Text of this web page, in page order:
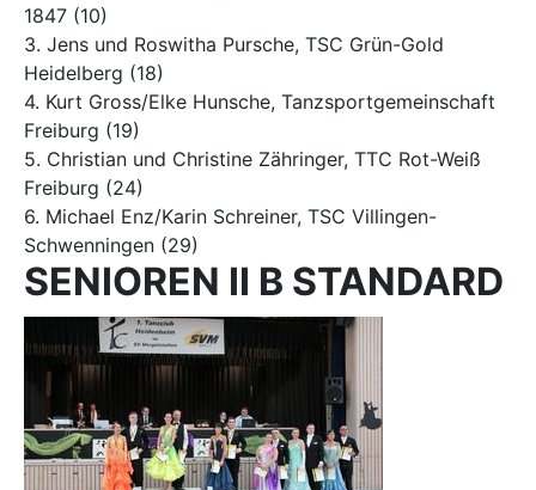
1847 (10)
3. Jens und Roswitha Pursche, TSC Grün-Gold
Heidelberg (18)
4. Kurt Gross/Elke Hunsche, Tanzsportgemeinschaft
Freiburg (19)
5. Christian und Christine Zähringer, TTC Rot-Weiß
Freiburg (24)
6. Michael Enz/Karin Schreiner, TSC Villingen-
Schwenningen (29)
SENIOREN II B STANDARD